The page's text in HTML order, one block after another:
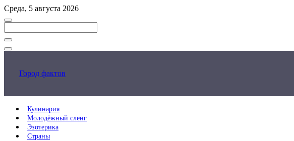
Перейти
к
контенту
Среда, 5 августа 2026
Закрыть
Город фактов
Кулинария
Молодёжный сленг
Эзотерика
Страны